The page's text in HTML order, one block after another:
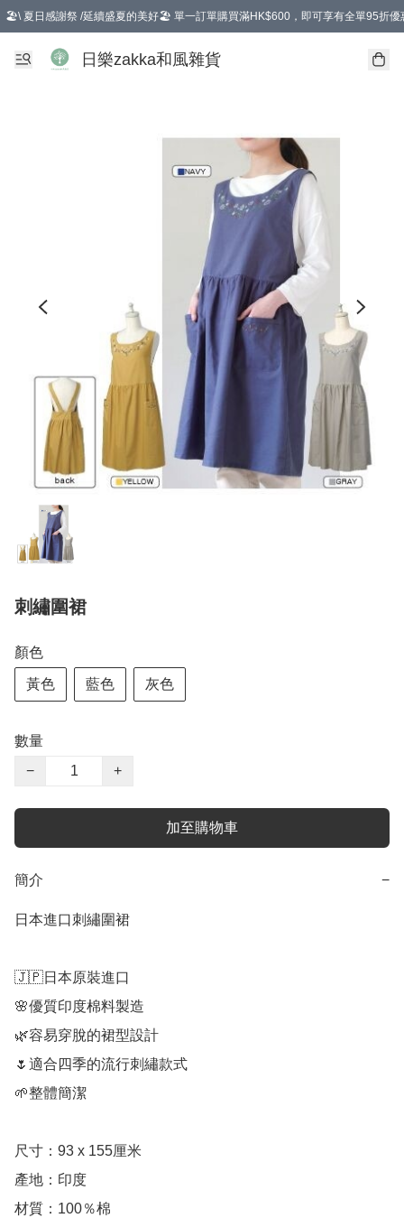
🏖️\ 夏日感謝祭 /延續盛夏的美好🏖️ 單一訂單購買滿HK$600，即可享有全單95折優
選擇GoGoX住宅/工商地址配送，單一訂單消費購物滿HK$680(折扣後），可享有
日樂zakka和風雜貨
刺繡圍裙
顏色
黃色 藍色 灰色
數量
−
+
加至購物車
簡介 −
日本進口刺繡圍裙
🇯🇵日本原裝進口
🌸優質印度棉料製造
🌿容易穿脫的裙型設計
🌷適合四季的流行刺繡款式
🌱整體簡潔
尺寸：93 x 155厘米
產地：印度
材質：100％棉